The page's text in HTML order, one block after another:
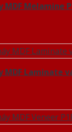
MDF Melamine
MDF Laminate